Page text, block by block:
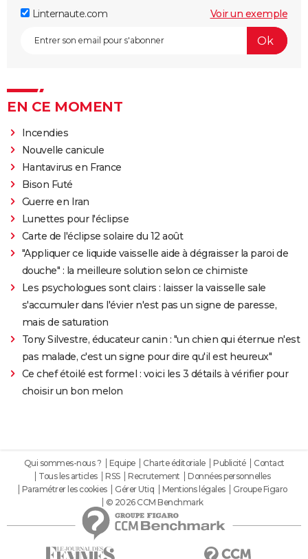
Linternaute.com Voir un exemple
EN CE MOMENT
Incendies
Nouvelle canicule
Hantavirus en France
Bison Futé
Guerre en Iran
Lunettes pour l'éclipse
Carte de l'éclipse solaire du 12 août
"Appliquer ce liquide vaisselle aide à dégraisser la paroi de
douche" : la meilleure solution selon ce chimiste
Les psychologues sont clairs : laisser la vaisselle sale
s'accumuler dans l'évier n'est pas un signe de paresse,
mais de saturation
Tony Silvestre, éducateur canin : "un chien qui éternue n'est
pas malade, c'est un signe pour dire qu'il est heureux"
Ce chef étoilé est formel : voici les 3 détails à vérifier pour
choisir un bon melon
Qui sommes-nous ? Equipe Charte éditoriale Publicité
Contact
Tous les articles
RSS Recrutement
Données personnelles
Paramétrer les cookies
Gérer Utiq Mentions légales
Groupe Figaro
© 2026 CCM Benchmark